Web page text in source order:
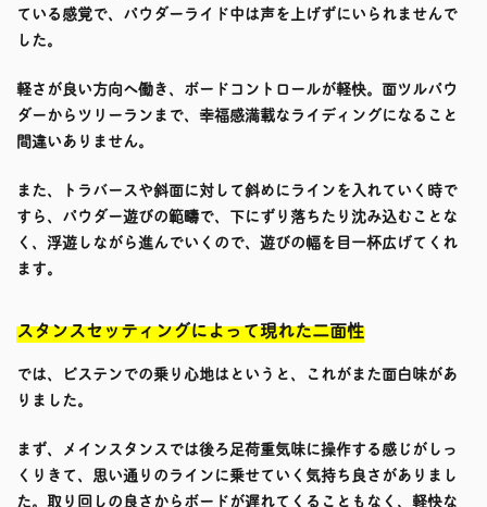
ている感覚で、パウダーライド中は声を上げずにいられませんで
した。
軽さが良い方向へ働き、ボードコントロールが軽快。面ツルパウ
ダーからツリーランまで、幸福感満載なライディングになること
間違いありません。
また、トラバースや斜面に対して斜めにラインを入れていく時で
すら、パウダー遊びの範疇で、下にずり落ちたり沈み込むことな
く、浮遊しながら進んでいくので、遊びの幅を目一杯広げてくれ
ます。
スタンスセッティングによって現れた二面性
では、ピステンでの乗り心地はというと、これがまた面白味があ
りました。
まず、メインスタンスでは後ろ足荷重気味に操作する感じがしっ
くりきて、思い通りのラインに乗せていく気持ち良さがありまし
た。取り回しの良さからボードが遅れてくることもなく、軽快な